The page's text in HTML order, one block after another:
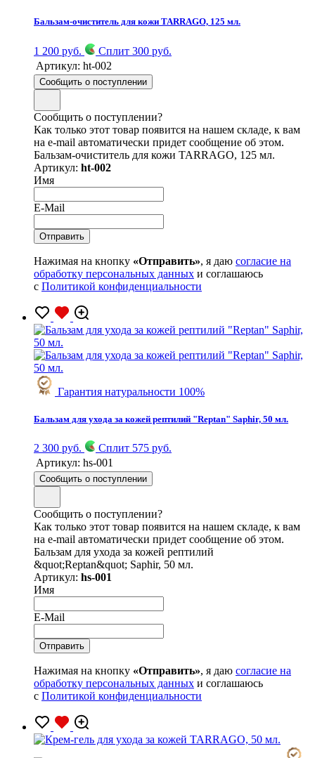
Бальзам-очиститель для кожи TARRAGO, 125 мл.
1 200 руб.
Сплит 300 руб.
Артикул: ht-002
Сообщить о поступлении
Сообщить о поступлении?
Как только этот товар появится на нашем складе, к вам
на e-mail автоматически придет сообщение об этом.
Бальзам-очиститель для кожи TARRAGO, 125 мл.
Артикул: ht-002
Имя
E-Mail
Нажимая на кнопку «Отправить», я даю согласие на
обработку персональных данных и соглашаюсь
с Политикой конфиденциальности
Гарантия натуральности 100%
Бальзам для ухода за кожей рептилий "Reptan" Saphir, 50 мл.
2 300 руб.
Сплит 575 руб.
Артикул: hs-001
Сообщить о поступлении
Сообщить о поступлении?
Как только этот товар появится на нашем складе, к вам
на e-mail автоматически придет сообщение об этом.
Бальзам для ухода за кожей рептилий
&quot;Reptan&quot; Saphir, 50 мл.
Артикул: hs-001
Имя
E-Mail
Нажимая на кнопку «Отправить», я даю согласие на
обработку персональных данных и соглашаюсь
с Политикой конфиденциальности